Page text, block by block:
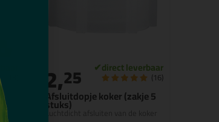
Afsluitdopje koker (zakje 5
stuks)
Luchtdicht afsluiten van de koker
2,25 (16)